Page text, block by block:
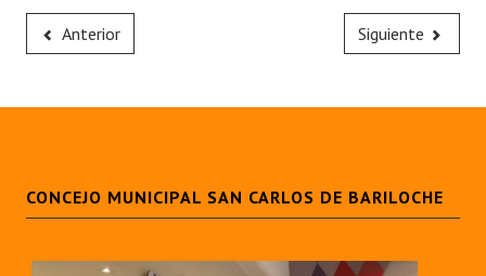
Anterior Siguiente
CONCEJO MUNICIPAL SAN CARLOS DE BARILOCHE